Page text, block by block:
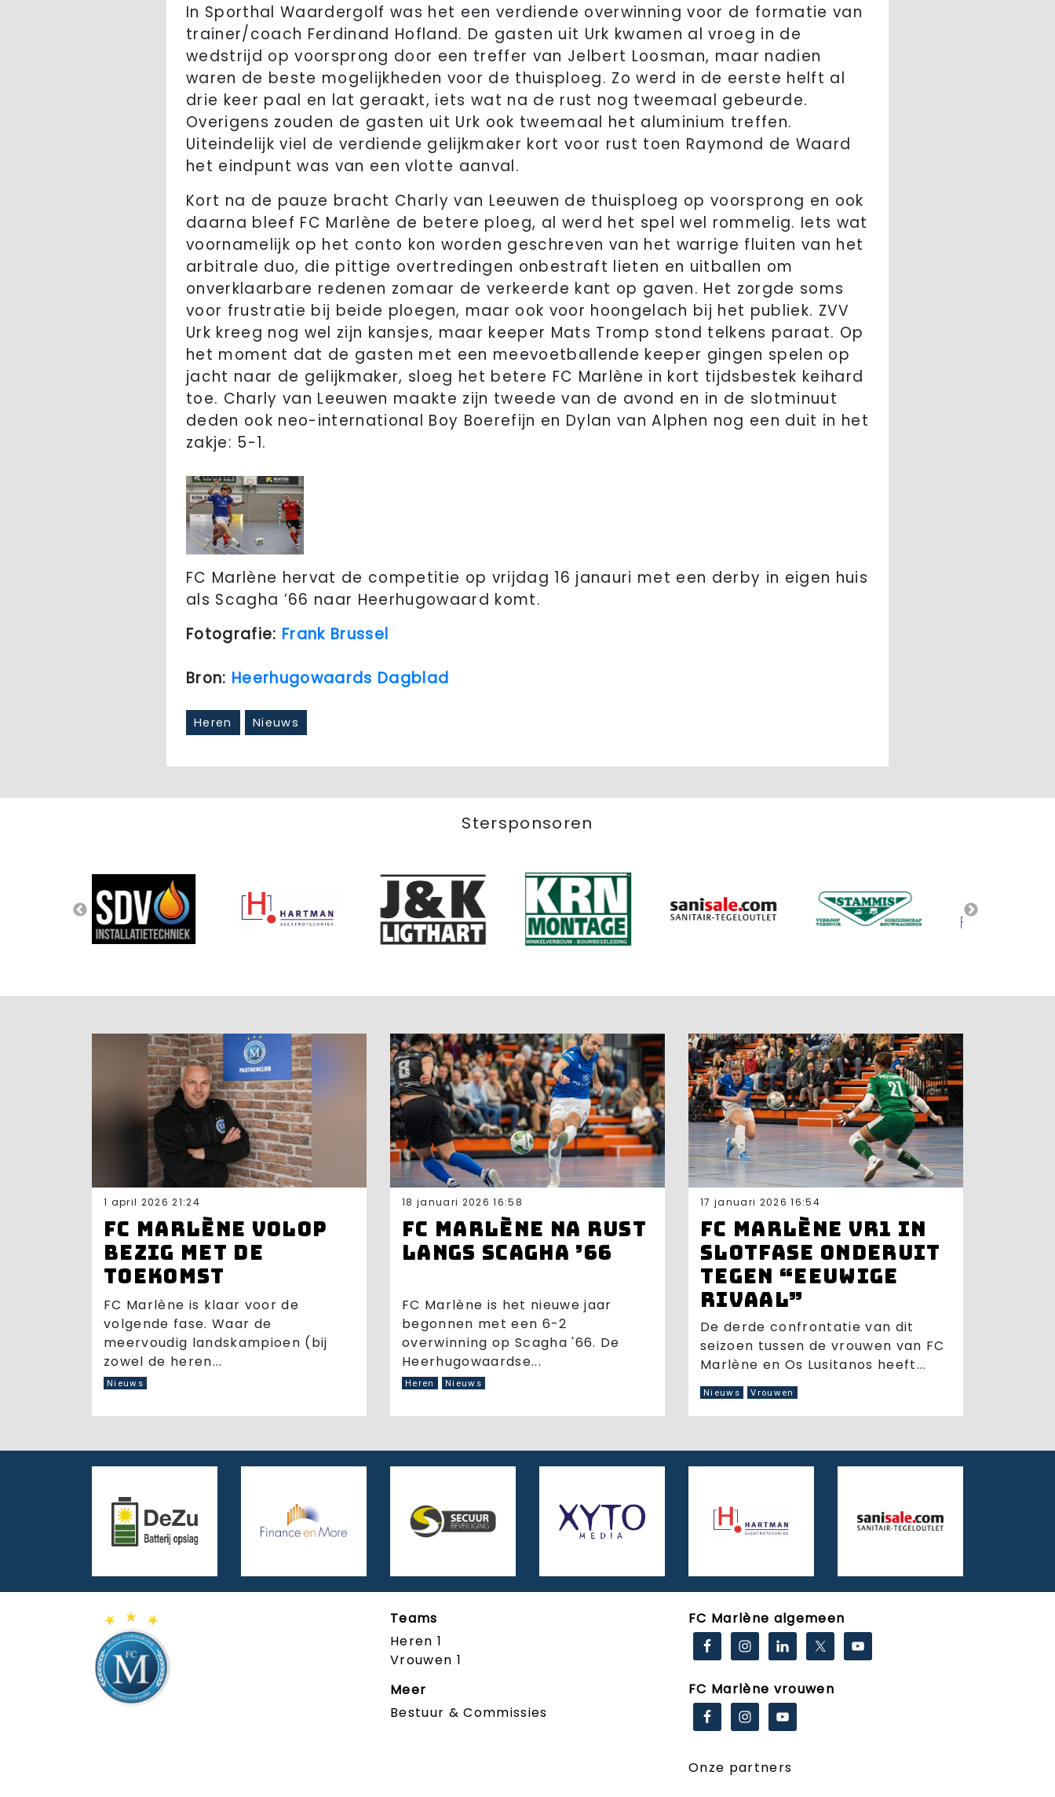
In Sporthal Waardergolf was het een verdiende overwinning voor de formatie van
trainer/coach Ferdinand Hofland. De gasten uit Urk kwamen al vroeg in de
wedstrijd op voorsprong door een treffer van Jelbert Loosman, maar nadien
waren de beste mogelijkheden voor de thuisploeg. Zo werd in de eerste helft al
drie keer paal en lat geraakt, iets wat na de rust nog tweemaal gebeurde.
Overigens zouden de gasten uit Urk ook tweemaal het aluminium treffen.
Uiteindelijk viel de verdiende gelijkmaker kort voor rust toen Raymond de Waard
het eindpunt was van een vlotte aanval.
Kort na de pauze bracht Charly van Leeuwen de thuisploeg op voorsprong en ook
daarna bleef FC Marlène de betere ploeg, al werd het spel wel rommelig. Iets wat
voornamelijk op het conto kon worden geschreven van het warrige fluiten van het
arbitrale duo, die pittige overtredingen onbestraft lieten en uitballen om
onverklaarbare redenen zomaar de verkeerde kant op gaven. Het zorgde soms
voor frustratie bij beide ploegen, maar ook voor hoongelach bij het publiek. ZVV
Urk kreeg nog wel zijn kansjes, maar keeper Mats Tromp stond telkens paraat. Op
het moment dat de gasten met een meevoetballende keeper gingen spelen op
jacht naar de gelijkmaker, sloeg het betere FC Marlène in kort tijdsbestek keihard
toe. Charly van Leeuwen maakte zijn tweede van de avond en in de slotminuut
deden ook neo-international Boy Boerefijn en Dylan van Alphen nog een duit in het
zakje: 5-1.
FC Marlène hervat de competitie op vrijdag 16 janauri met een derby in eigen huis
als Scagha ’66 naar Heerhugowaard komt.
Fotografie: Frank Brussel
Bron: Heerhugowaards Dagblad
Heren Nieuws
Stersponsoren
1 april 2026 21:24
FC Marlène volop
bezig met de
toekomst
FC Marlène is klaar voor de
volgende fase. Waar de
meervoudig landskampioen (bij
zowel de heren...
Nieuws
18 januari 2026 16:58
FC Marlène na rust
langs Scagha ’66
FC Marlène is het nieuwe jaar
begonnen met een 6-2
overwinning op Scagha '66. De
Heerhugowaardse...
Heren Nieuws
17 januari 2026 16:54
FC Marlène VR1 in
slotfase onderuit
tegen “eeuwige
rivaal”
De derde confrontatie van dit
seizoen tussen de vrouwen van FC
Marlène en Os Lusitanos heeft...
Nieuws Vrouwen
Teams
Heren 1
Vrouwen 1
Meer
Bestuur & Commissies
FC Marlène algemeen
FC Marlène vrouwen
Onze partners